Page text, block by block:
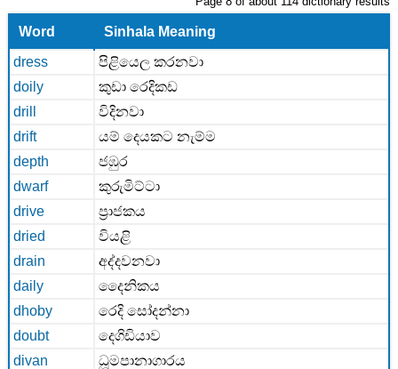
Word
Sinhala Meaning
dress
පිළියෙල කරනවා
doily
කුඩා රෙදිකඩ
drill
විදිනවා
drift
යම් දෙයකට නැම්ම
depth
ජඹුර
dwarf
කුරුමිට්ටා
drive
ප්‍රාජකය
dried
වියළි
drain
අද්දවනවා
daily
දෛනිකය
dhoby
රෙදි සෝදන්නා
doubt
දෙගිඩියාව
divan
ධූමපානාගාරය